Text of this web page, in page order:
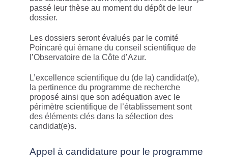
passé leur thèse au moment du dépôt de leur
dossier.
Les dossiers seront évalués par le comité
Poincaré qui émane du conseil scientifique de
l’Observatoire de la Côte d’Azur.
L’excellence scientifique du (de la) candidat(e),
la pertinence du programme de recherche
proposé ainsi que son adéquation avec le
périmètre scientifique de l’établissement sont
des éléments clés dans la sélection des
candidat(e)s.
Appel à candidature pour le programme